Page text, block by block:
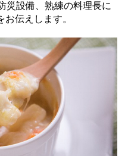
災設備、熟練の料理長に
伝えします。